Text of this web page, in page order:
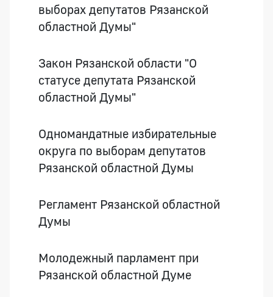
выборах депутатов Рязанской
областной Думы"
Закон Рязанской области "О
статусе депутата Рязанской
областной Думы"
Одномандатные избирательные
округа по выборам депутатов
Рязанской областной Думы
Регламент Рязанской областной
Думы
Молодежный парламент при
Рязанской областной Думе